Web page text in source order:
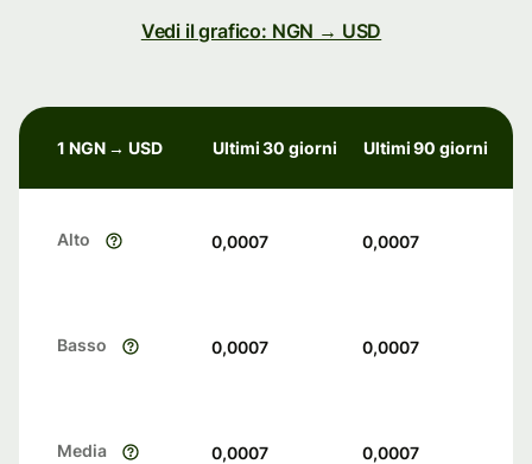
Vedi il grafico: NGN → USD
1 NGN → USD Ultimi 30 giorni Ultimi 90 giorni
Alto 0,0007 0,0007
Basso 0,0007 0,0007
Media 0,0007 0,0007